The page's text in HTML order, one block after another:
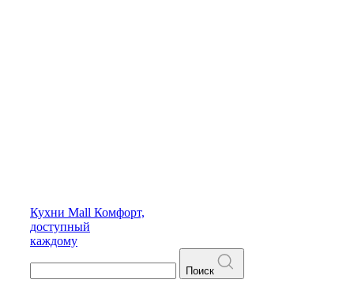
Кухни Mall Комфорт,
доступный
каждому
Поиск